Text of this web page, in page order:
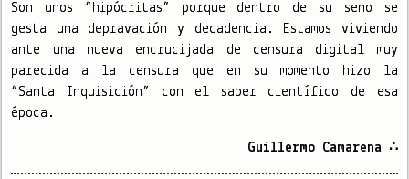
Son unos “hipócritas” porque dentro de su seno se
gesta una depravación y decadencia. Estamos viviendo
ante una nueva encrucijada de censura digital muy
parecida a la censura que en su momento hizo la
“Santa Inquisición” con el saber científico de esa
época.
Guillermo Camarena ∴